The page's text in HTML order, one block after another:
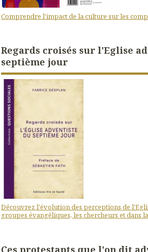
Comprendre l'impact de la culture sur les
Regards croisés sur l'Eglise
septième jour
Découvrez l'évolution des perceptions de
groupes évangéliques, les chercheurs et dans
Ces protestants que l'on dit